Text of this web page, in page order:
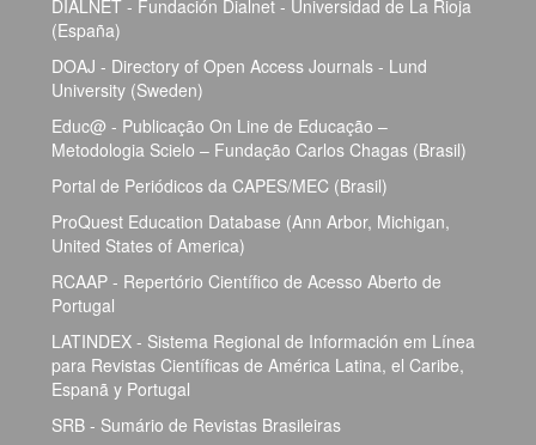
DIALNET - Fundación Dialnet - Universidad de La Rioja
(España)
DOAJ - Directory of Open Access Journals - Lund
University (Sweden)
Educ@ - Publicação On Line de Educação –
Metodologia Scielo – Fundação Carlos Chagas (Brasil)
Portal de Periódicos da CAPES/MEC (Brasil)
ProQuest Education Database (Ann Arbor, Michigan,
United States of America)
RCAAP - Repertório Científico de Acesso Aberto de
Portugal
LATINDEX - Sistema Regional de Información em Línea
para Revistas Científicas de América Latina, el Caribe,
Espanã y Portugal
SRB - Sumário de Revistas Brasileiras